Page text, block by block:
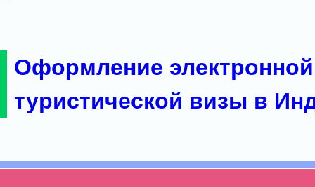
Оформление электронной
туристической визы в